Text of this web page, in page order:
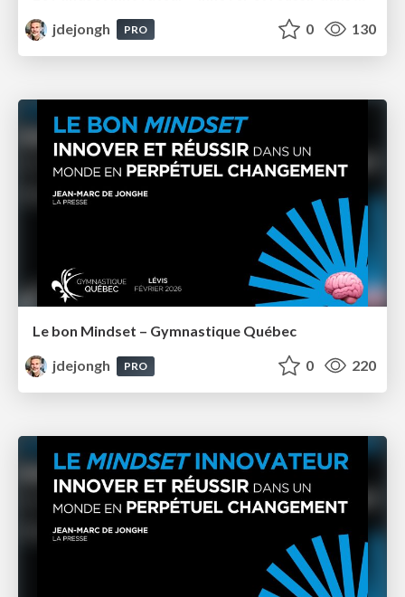
jdejongh
PRO 0 130
Le bon Mindset – Gymnastique Québec
jdejongh
PRO 0 220